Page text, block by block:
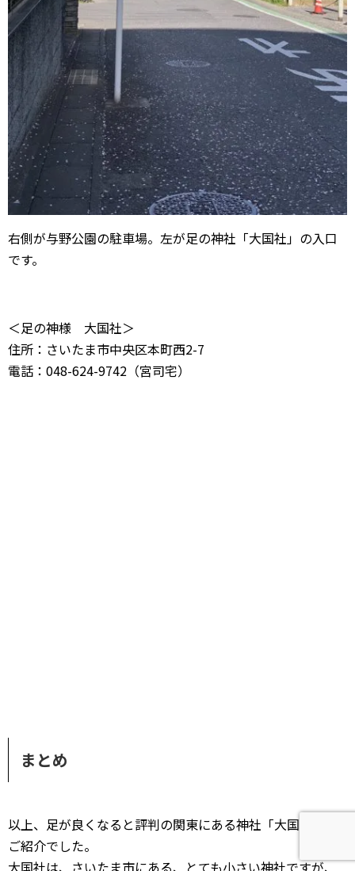
右側が与野公園の駐車場。左が足の神社「大国社」の入口
です。
＜足の神様 大国社＞
住所：さいたま市中央区本町西2-7
電話：048-624-9742（宮司宅）
まとめ
以上、足が良くなると評判の関東にある神社「大国社」の
ご紹介でした。
大国社は、さいたま市にある、とても小さい神社ですが、